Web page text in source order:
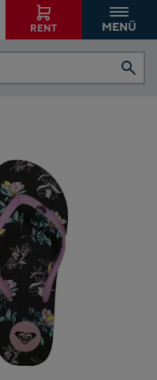
RENT MENÜ